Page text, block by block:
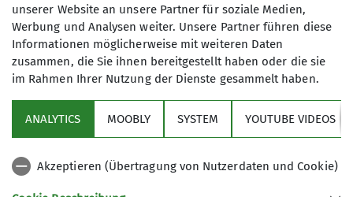
Bundesverband
Service
unserer Website an unsere Partner für soziale Medien,
Werbung und Analysen weiter. Unsere Partner führen diese
Informationen möglicherweise mit weiteren Daten
zusammen, die Sie ihnen bereitgestellt haben oder die sie
im Rahmen Ihrer Nutzung der Dienste gesammelt haben.
ANALYTICS MOOBLY SYSTEM YOUTUBE VIDEOS
Akzeptieren (Übertragung von Nutzerdaten und Cookie)